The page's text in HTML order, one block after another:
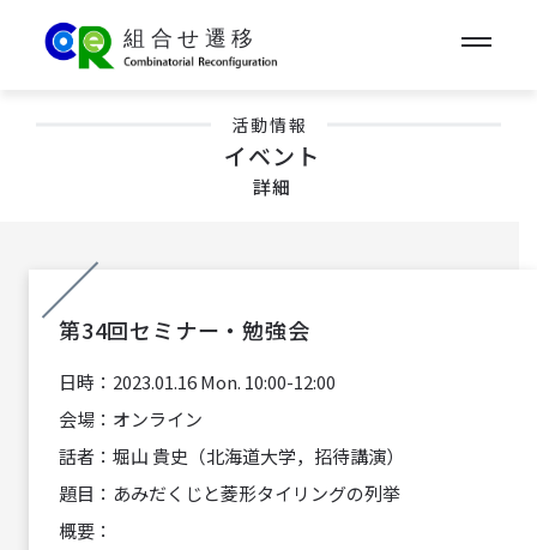
活動情報
イベント
詳細
第34回セミナー・勉強会
日時： 2023.01.16 Mon. 10:00-12:00
会場： オンライン
話者： 堀山 貴史（北海道大学，招待講演）
題目： あみだくじと菱形タイリングの列挙
概要：